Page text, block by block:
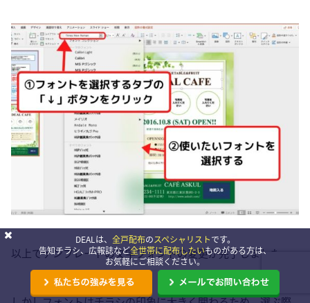
以上でテンプレートの文字フォントの変更が完了しました。
DEALは、 全戸配布のスペシャリストです。
告知チラシ、広報誌など全世帯に配布したいものがある方は、
お気軽にご相談ください。